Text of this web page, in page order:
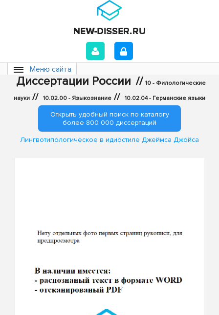
Меню сайта
Диссертации России // 10 - Филологические
науки // 10.02.00 - Языкознание // 10.02.04 - Германские языки
Открыть удобный поиск по каталогу
более 800 000 диссертаций
Лингвотипологическое в идиостиле Джеймса Джойса